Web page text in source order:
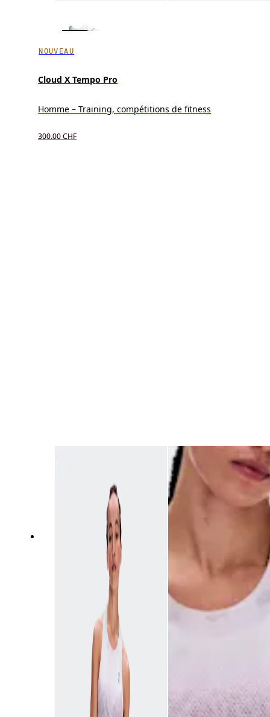
NOUVEAU
Cloud X Tempo Pro
Homme – Training, compétitions de fitness
300.00 CHF